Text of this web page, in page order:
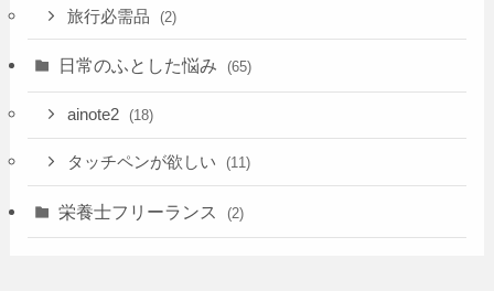
旅行必需品 (2)
日常のふとした悩み (65)
ainote2 (18)
タッチペンが欲しい (11)
栄養士フリーランス (2)